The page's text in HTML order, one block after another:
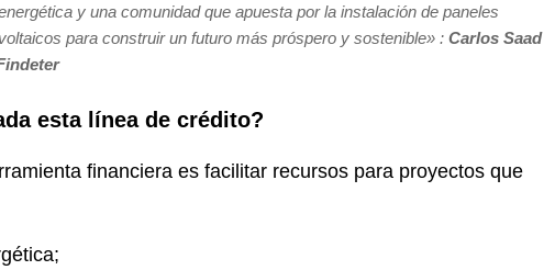
y una comunidad que apuesta por la instalación de paneles
para construir un futuro más próspero y sostenible» : Carlos Saad
esta línea de crédito?
financiera es facilitar recursos para proyectos que